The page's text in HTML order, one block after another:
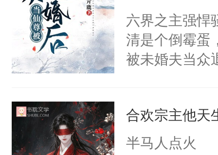
堂魔尊……行
位，当日就抢
神偏执：不许
种威胁手段没
他是社恐，墨
子，门下所
杀了同为魔道
绝于师门前。
了当年。回到
道吗？大师兄
二师兄了。乙
忘记了对二师
六界之主强悍
清是个倒霉蛋
被未婚夫当众
日，人人同情
2：“宿问清，
合欢宗主他天
半马人点火